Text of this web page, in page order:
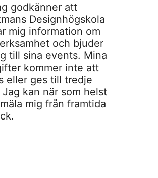
godkänner att
Designhögskola
mig information om
och bjuder
till sina events. Mina
kommer inte att
eller ges till tredje
kan när som helst
mig från framtida